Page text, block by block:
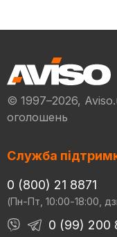
© 1997–2026,
оголошень
Служба
0 (800) 21 8871
(Пн-Пт, 10:00-18:00,
0 (99) 200